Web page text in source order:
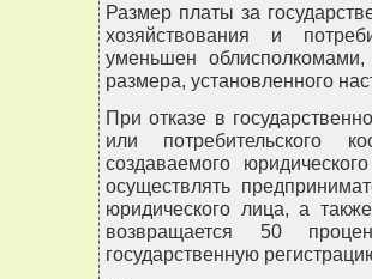
Размер платы за
хозяйствования и
уменьшен
размера, установленного
При отказе в
или потребительского
создаваемого
осуществлять
юридического лица, а
возвращается 50
государственную